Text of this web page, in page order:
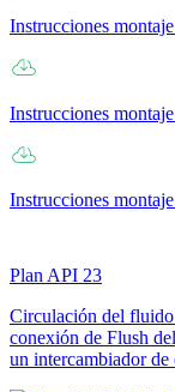
Instrucciones
Instrucciones
Instrucciones
Plan API 23
Circulación del fluido
conexión de Flush
un intercambiador de